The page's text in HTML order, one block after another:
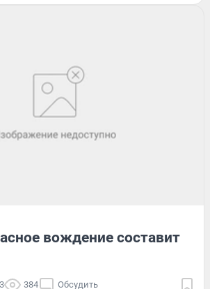
вождение составит
384 Обсудить